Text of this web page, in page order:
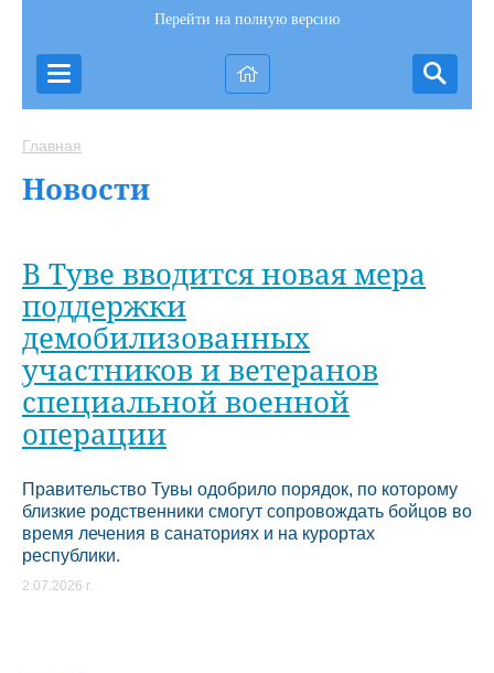
Перейти на полную версию
Главная
Новости
В Туве вводится новая мера
поддержки
демобилизованных
участников и ветеранов
специальной военной
операции
Правительство Тувы одобрило порядок, по которому
близкие родственники смогут сопровождать бойцов во
время лечения в санаториях и на курортах
республики.
2.07.2026 г.